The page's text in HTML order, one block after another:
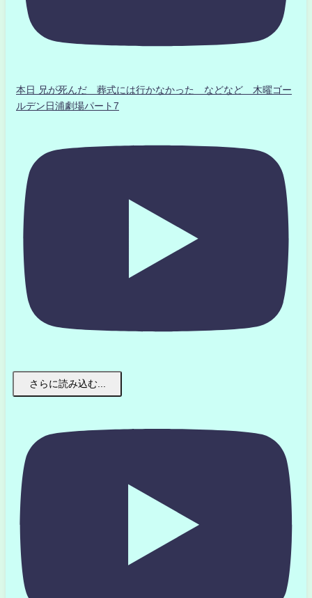
本日 兄が死んだ 葬式には行かなかった などなど 木曜ゴー
ルデン日浦劇場パート7
さらに読み込む...